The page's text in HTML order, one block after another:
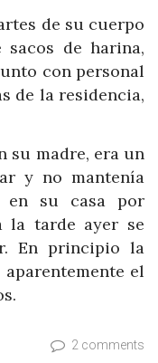
de su cuerpo
sacos de harina,
con personal
de la residencia,
su madre, era un
y no mantenía
en su casa por
la tarde ayer se
En principio la
el
2 comments